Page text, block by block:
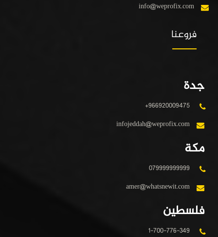
info@weprofix.com
فروعنا
جدة
+966920009475
infojeddah@weprofix.com
مكة
079999999999
amer@whatsnewit.com
فلسطين
1-700-776-349